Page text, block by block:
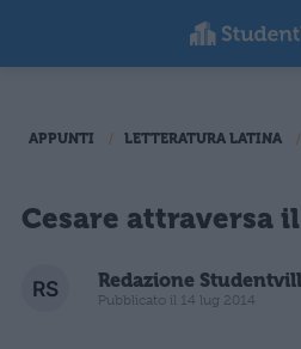
APPUNTI LETTERATURA LATINA
Cesare attraversa
Redazione
Pubblicato il 14 lug 2014